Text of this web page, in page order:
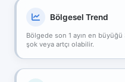
Bölgesel Trend
Bölgede son 1 ayın en
şok veya artçı olabilir.